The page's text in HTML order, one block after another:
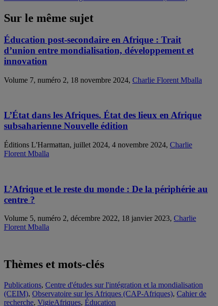
Sur le même sujet
Éducation post-secondaire en Afrique : Trait
d’union entre mondialisation, développement et
innovation
Volume 7, numéro 2, 18 novembre 2024, Charlie Florent Mballa
L’État dans les Afriques. État des lieux en Afrique
subsaharienne Nouvelle édition
Éditions L'Harmattan, juillet 2024, 4 novembre 2024, Charlie
Florent Mballa
L’Afrique et le reste du monde : De la périphérie au
centre ?
Volume 5, numéro 2, décembre 2022, 18 janvier 2023, Charlie
Florent Mballa
Thèmes et mots-clés
Publications, Centre d'études sur l'intégration et la mondialisation
(CEIM), Observatoire sur les Afriques (CAP-Afriques), Cahier de
recherche, VigieAfriques, Éducation